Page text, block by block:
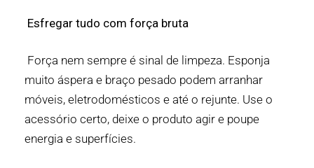
Esfregar tudo com força bruta
Força nem sempre é sinal de limpeza. Esponja
muito áspera e braço pesado podem arranhar
móveis, eletrodomésticos e até o rejunte. Use o
acessório certo, deixe o produto agir e poupe
energia e superfícies.